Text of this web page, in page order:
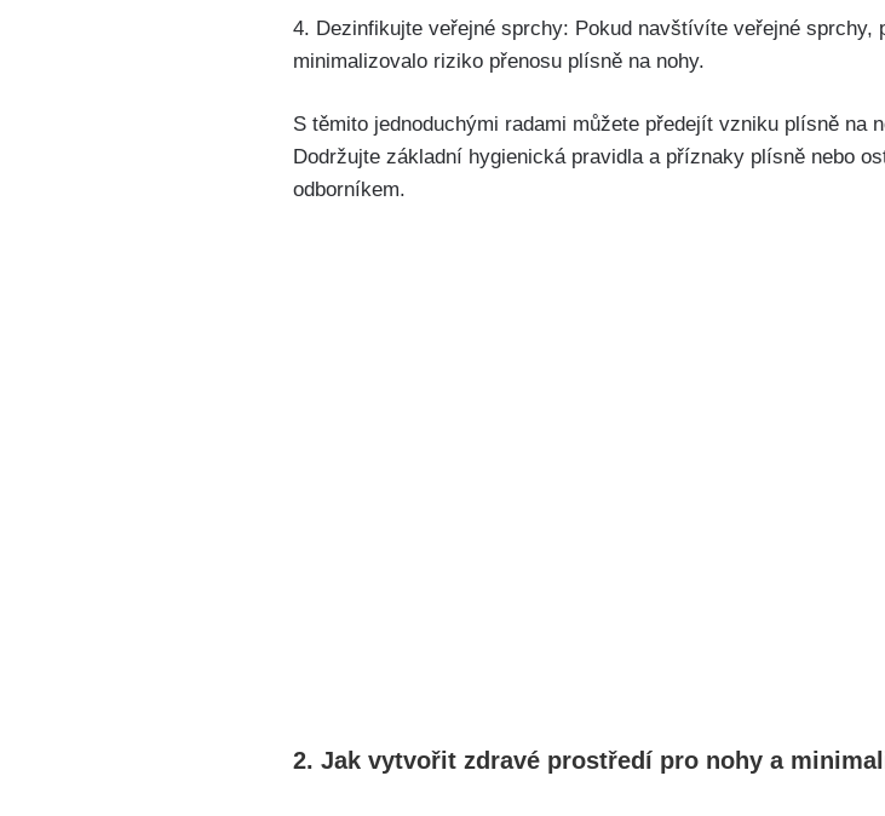
4. Dezinfikujte ​veřejné ​sprchy: Pokud‌ navštívíte veřejné sprchy,
minimalizovalo riziko přenosu plísně na ‌nohy.
S těmito jednoduchými radami můžete předejít⁢ vzniku‌ plísně ⁢na
Dodržujte⁣ základní hygienická‌ pravidla ⁢a příznaky ⁤plísně nebo
odborníkem.
2. Jak vytvořit zdravé‌ prostředí pro nohy a⁤